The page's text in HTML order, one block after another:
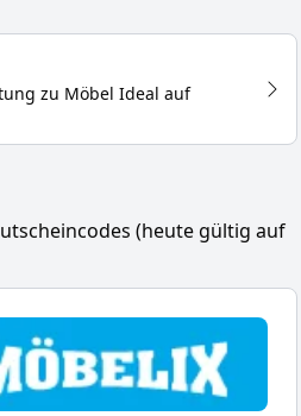
zu Möbel Ideal auf
(heute gültig auf